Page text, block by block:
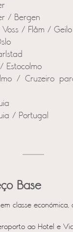
/ Bergen
/ Flåm / Geilo
Estocolmo
/ Cruzeiro
/ Portugal
Base
classe
ao Hotel e